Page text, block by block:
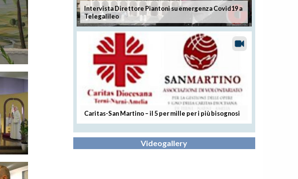
Intervista Direttore Piantoni su emergenza Covid19 a
Telegalileo
Caritas-San Martino – il 5 per mille per i più bisognosi
Videogallery